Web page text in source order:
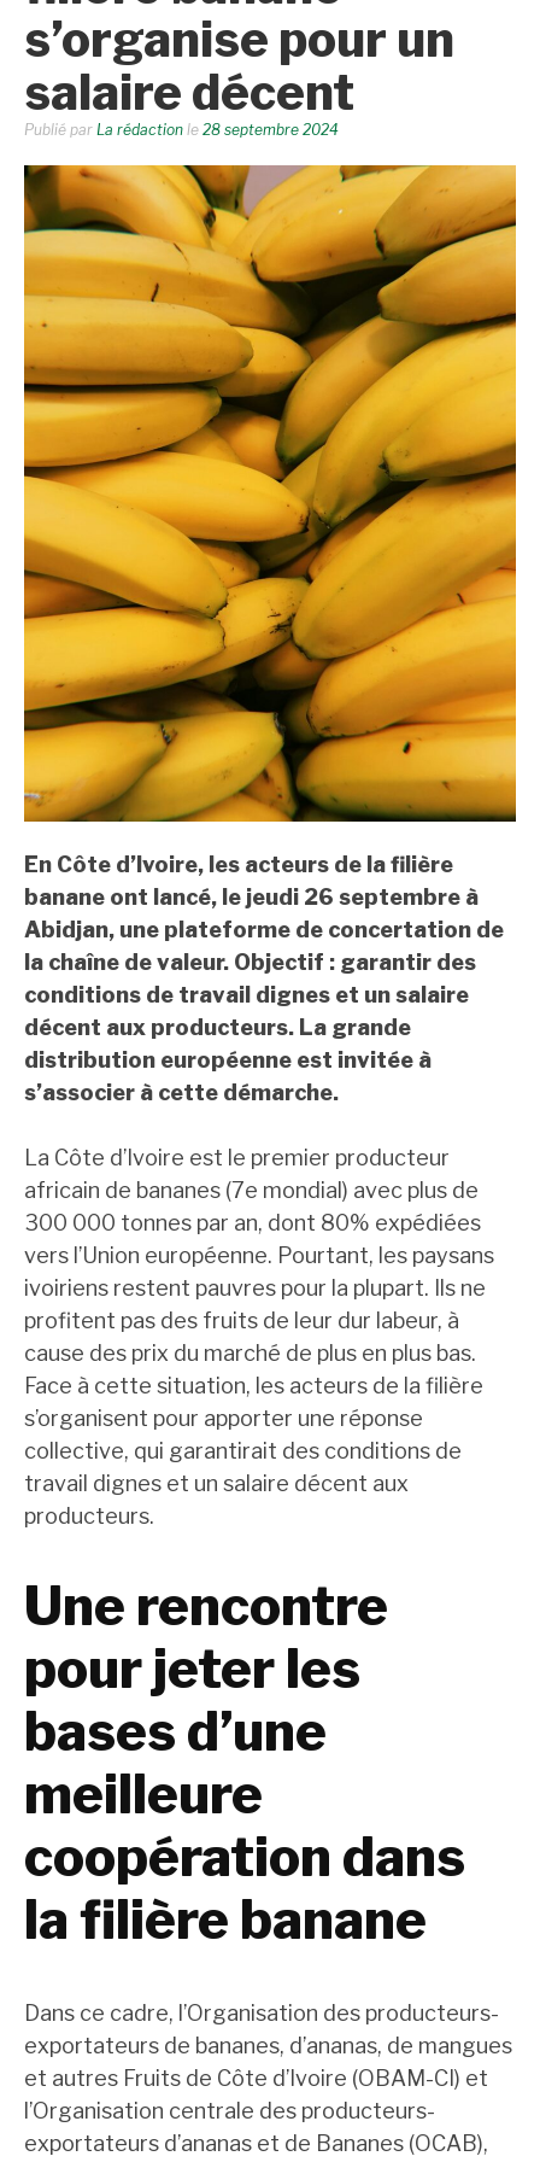
s’organise pour un
salaire décent
Publié par La rédaction le 28 septembre 2024
En Côte d’Ivoire, les acteurs de la filière
banane ont lancé, le jeudi 26 septembre à
Abidjan, une plateforme de concertation de
la chaîne de valeur. Objectif : garantir des
conditions de travail dignes et un salaire
décent aux producteurs. La grande
distribution européenne est invitée à
s’associer à cette démarche.
La Côte d’Ivoire est le premier producteur
africain de bananes (7e mondial) avec plus de
300 000 tonnes par an, dont 80% expédiées
vers l’Union européenne. Pourtant, les paysans
ivoiriens restent pauvres pour la plupart. Ils ne
profitent pas des fruits de leur dur labeur, à
cause des prix du marché de plus en plus bas.
Face à cette situation, les acteurs de la filière
s’organisent pour apporter une réponse
collective, qui garantirait des conditions de
travail dignes et un salaire décent aux
producteurs.
Une rencontre
pour jeter les
bases d’une
meilleure
coopération dans
la filière banane
Dans ce cadre, l’Organisation des producteurs-
exportateurs de bananes, d’ananas, de mangues
et autres Fruits de Côte d’Ivoire (OBAM-CI) et
l’Organisation centrale des producteurs-
exportateurs d’ananas et de Bananes (OCAB),